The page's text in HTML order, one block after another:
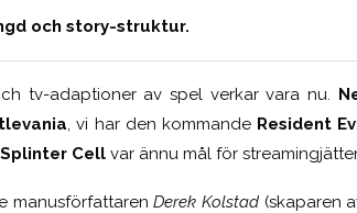
och story-struktur.
tv-adaptioner av spel verkar vara nu.
, vi har den kommande Resident
Splinter Cell var ännu mål för
manusförfattarenDerek Kolstad (skaparen